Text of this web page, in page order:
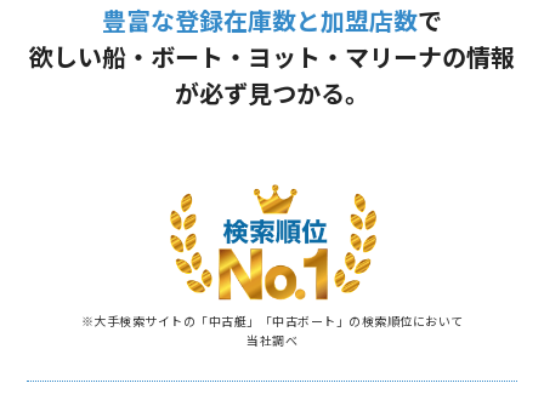
豊富な登録在庫数と加盟店数で
欲しい船・ボート・ヨット・マリーナの情報
が必ず見つかる。
※⼤⼿検索サイトの「中古艇」「中古ボート」の検索順位において
当社調べ